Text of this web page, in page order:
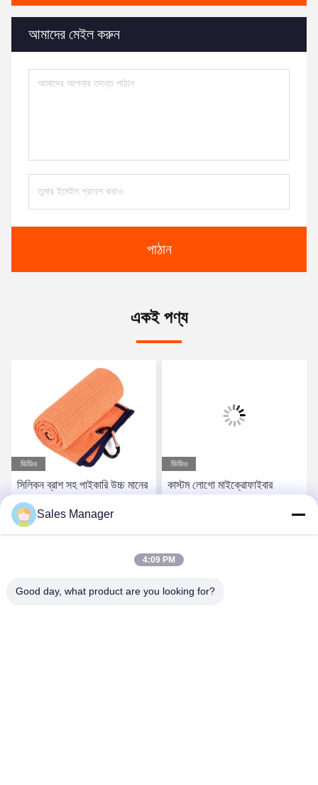
আমাদের মেইল ​​করুন
পাঠান
একই পণ্য
ভিডিও
সিলিকন ব্রাশ সহ পাইকারি উচ্চ মানের
কাস্টমাইজযোগ্য মাইক্রোফাইবার
মুদ্রিত গল্ফ তোয়ালে সেট
ভিডিও
কাস্টম লোগো মাইক্রোফাইবার
Sales Manager
4:09 PM
Good day, what product are you looking for?